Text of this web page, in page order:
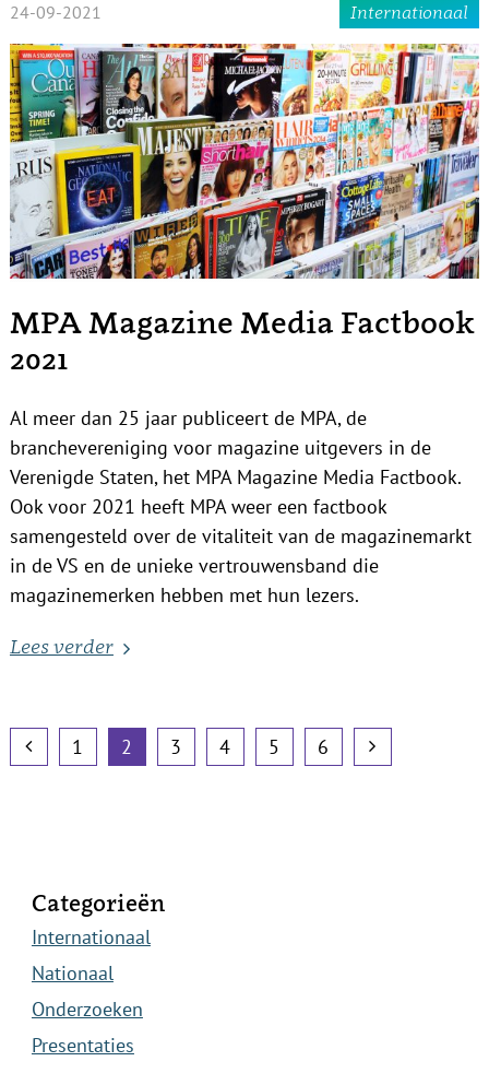
24-09-2021 Internationaal
MPA Magazine Media Factbook
2021
Al meer dan 25 jaar publiceert de MPA, de
branchevereniging voor magazine uitgevers in de
Verenigde Staten, het MPA Magazine Media Factbook.
Ook voor 2021 heeft MPA weer een factbook
samengesteld over de vitaliteit van de magazinemarkt
in de VS en de unieke vertrouwensband die
magazinemerken hebben met hun lezers.
Lees verder
1 2 3 4 5 6
Categorieën
Internationaal
Nationaal
Onderzoeken
Presentaties